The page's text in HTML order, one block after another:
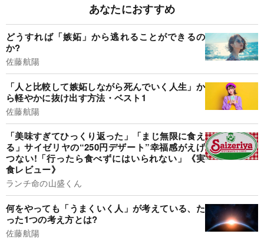
あなたにおすすめ
どうすれば「嫉妬」から逃れることができるの
か?
佐藤航陽
「人と比較して嫉妬しながら死んでいく人生」か
ら軽やかに抜け出す方法・ベスト1
佐藤航陽
「美味すぎてひっくり返った」「まじ無限に食え
る」サイゼリヤの“250円デザート”幸福感がえげ
つない!「行ったら食べずにはいられない」《実
食レビュー》
ランチ命の山盛くん
何をやっても「うまくいく人」が考えている、た
った1つの考え方とは?
佐藤航陽